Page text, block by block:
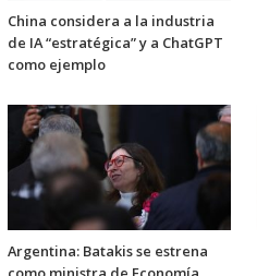
China considera a la industria
de IA “estratégica” y a ChatGPT
como ejemplo
Argentina: Batakis se estrena